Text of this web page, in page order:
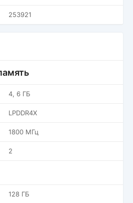
253921
4, 6 ГБ
LPDDR4X
1800 МГц
2
128 ГБ